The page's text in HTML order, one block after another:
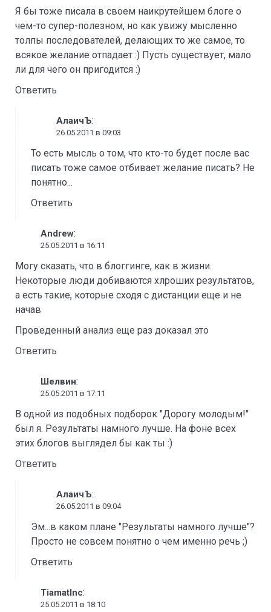
Я бы тоже писала в своем наикрутейшем блоге о
чем-то супер-полезном, но как увижу мысленно
толпы последователей, делающих то же самое, то
всякое желание отпадает :) Пусть существует, мало
ли для чего он пригодится :)
Ответить
АлаичЪ:
26.05.2011 в 09:03
То есть мысль о том, что кто-то будет после вас
писать тоже самое отбивает желание писать? Не
понятно...
Ответить
Andrew:
25.05.2011 в 16:11
Могу сказать, что в блоггинге, как в жизни.
Некоторые люди добиваются хлроших результатов,
а есть такие, которые сходя с дистанции еще и не
начав
Проведенный анализ еще раз доказал это
Ответить
Шелвин:
25.05.2011 в 17:11
В одной из подобных подборок "Дорогу молодым!"
был я. Результаты намного лучше. На фоне всех
этих блогов выглядел бы как ты :)
Ответить
АлаичЪ:
26.05.2011 в 09:04
Эм...в каком плане "Результаты намного лучше"?
Просто не совсем понятно о чем именно речь ;)
Ответить
TiamatInc:
25.05.2011 в 18:10